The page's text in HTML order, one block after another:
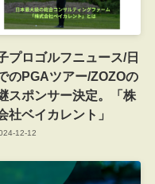
プロゴルフニュース/日
のPGAツアー/ZOZOの
スポンサー決定。「株
社ベイカレント」
12-12